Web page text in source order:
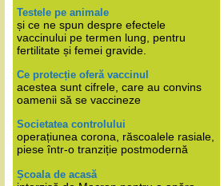
Testele pe animale
și ce ne spun despre efectele
vaccinului pe termen lung, pentru
fertilitate și femei gravide.
Ce protecție oferă vaccinul
acestea sunt cifrele, care au convins
oamenii să se vaccineze
Societatea controlului
operațiunea corona, răscoalele rasiale,
piese într-o tranziție postmodernă
Școala de acasă